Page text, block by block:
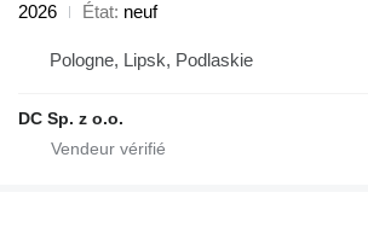
2026
État neuf
Pologne, Lipsk, Podlaskie
DC Sp. z o.o.